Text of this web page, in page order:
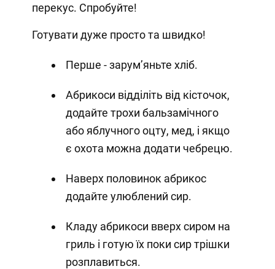
перекус. Спробуйте!
Готувати дуже просто та швидко!
Перше - зарумʼяньте хліб.
Абрикоси відділіть від кісточок,
додайте трохи бальзамічного
або яблучного оцту, мед, і якщо
є охота можна додати чебрецю.
Наверх половинок абрикос
додайте улюблений сир.
Кладу абрикоси вверх сиром на
гриль і готую їх поки сир трішки
розплавиться.